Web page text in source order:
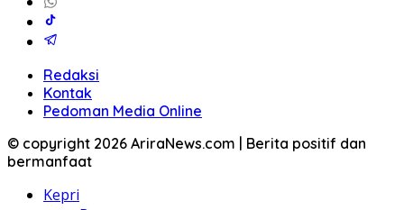
Redaksi
Kontak
Pedoman Media Online
© copyright 2026 AriraNews.com | Berita positif dan
bermanfaat
Kepri